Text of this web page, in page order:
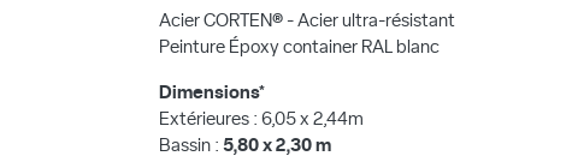
Acier CORTEN® - Acier ultra-résistant
Peinture Époxy container RAL blanc
Dimensions*
Extérieures : 6,05 x 2,44m
Bassin : 5,80 x 2,30 m